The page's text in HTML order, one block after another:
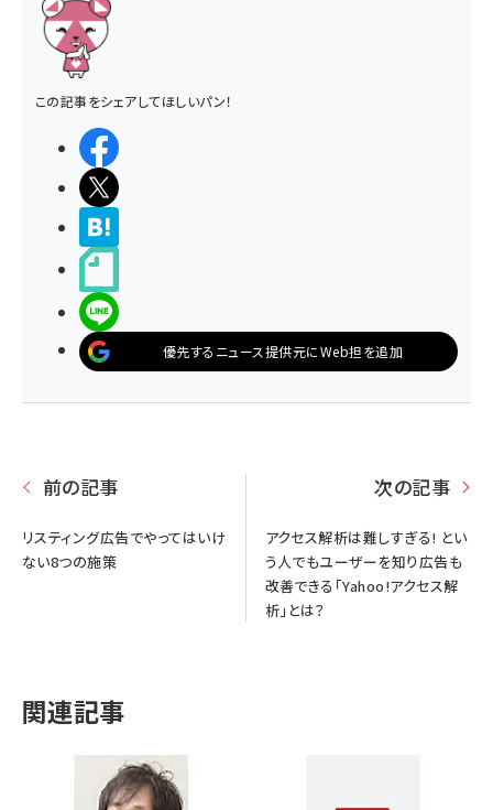
この記事をシェアしてほしいパン！
優先するニュース提供元にWeb担を追加
前の記事
リスティング広告でやってはいけ
ない8つの施策
次の記事
アクセス解析は難しすぎる! とい
う人でもユーザーを知り広告も
改善できる「Yahoo!アクセス解
析」とは？
関連記事